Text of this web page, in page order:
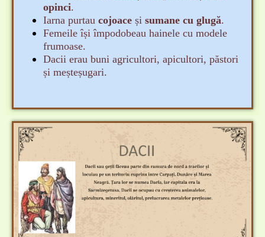
opinci.
Iarna purtau cojoace și sumane cu glugă.
Femeile își împodobeau hainele cu modele
frumoase.
Dacii erau buni agricultori, apicultori, păstori
și meșteșugari.